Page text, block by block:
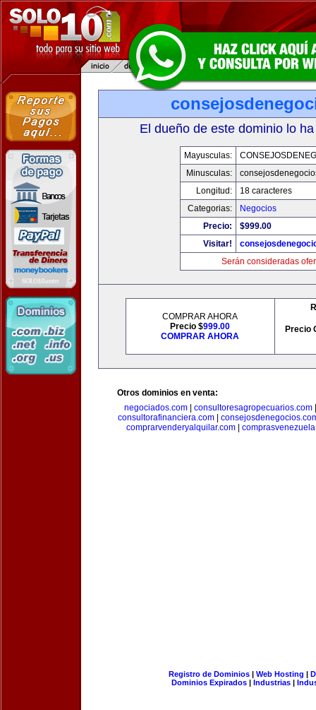
El dueño de este dominio lo
Mayusculas:
Minusculas:
Longitud:
18 caracteres
Categorias:
Negocios
Precio:
$999.00
Visitar!
Serán consideradas
COMPRAR AHORA
Precio $999.00
COMPRAR AHORA
Precio
Otros dominios en venta:
negociados.com
consultoresagropecuarios.com
consultorafinanciera.com|
comprarvenderyalquilar.com|
Registro de Dominios| Web Hosting |
Dominios Expirados | Industrias |